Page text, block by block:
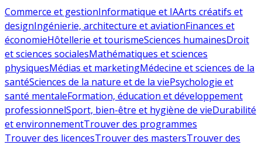
Commerce et gestionInformatique et IAArts créatifs et
designIngénierie, architecture et aviationFinances et
économieHôtellerie et tourismeSciences humainesDroit
et sciences socialesMathématiques et sciences
physiquesMédias et marketingMédecine et sciences de la
santéSciences de la nature et de la viePsychologie et
santé mentaleFormation, éducation et développement
professionnelSport, bien-être et hygiène de vieDurabilité
et environnementTrouver des programmes
Trouver des licencesTrouver des mastersTrouver des